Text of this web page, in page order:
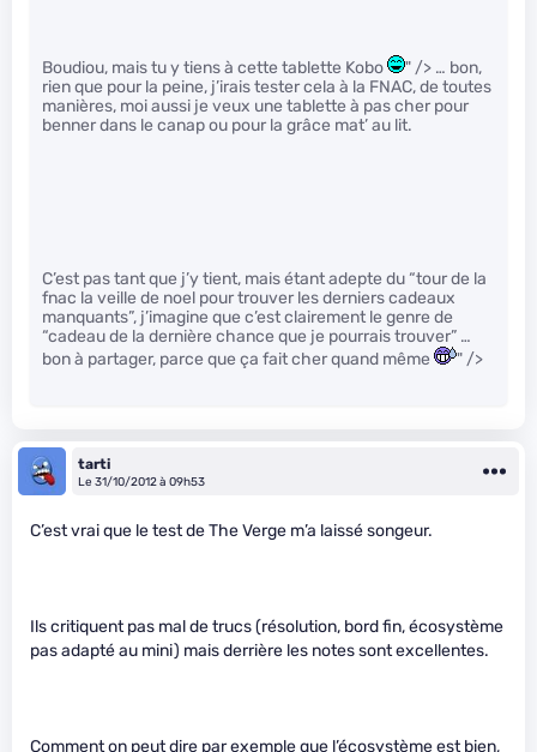
Boudiou, mais tu y tiens à cette tablette Kobo
" /> … bon,
rien que pour la peine, j’irais tester cela à la FNAC, de toutes
manières, moi aussi je veux une tablette à pas cher pour
benner dans le canap ou pour la grâce mat’ au lit.
C’est pas tant que j’y tient, mais étant adepte du “tour de la
fnac la veille de noel pour trouver les derniers cadeaux
manquants”, j’imagine que c’est clairement le genre de
“cadeau de la dernière chance que je pourrais trouver” …
bon à partager, parce que ça fait cher quand même
" />
tarti
Le 31/10/2012 à 09h53
C’est vrai que le test de The Verge m’a laissé songeur.
Ils critiquent pas mal de trucs (résolution, bord fin, écosystème
pas adapté au mini) mais derrière les notes sont excellentes.
Comment on peut dire par exemple que l’écosystème est bien,